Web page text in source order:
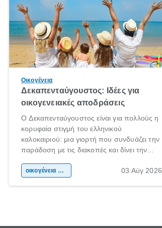
Οικογένεια
Δεκαπενταύγουστος: Ιδέες για
οικογενειακές αποδράσεις
Ο Δεκαπενταύγουστος είναι για πολλούς η
κορυφαία στιγμή του ελληνικού
καλοκαιριού: μια γιορτή που συνδυάζει την
παράδοση με τις διακοπές και δίνει την
χώρας. Είτε πρόκειται για λίγες μέρες
οικογένεια & παιδί 03 Αύγ 2026